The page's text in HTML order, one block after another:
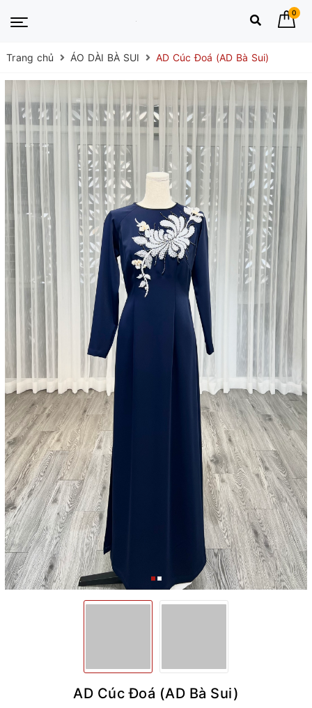
0
Trang chủ ÁO DÀI BÀ SUI AD Cúc Đoá (AD Bà Sui)
AD Cúc Đoá (AD Bà Sui)